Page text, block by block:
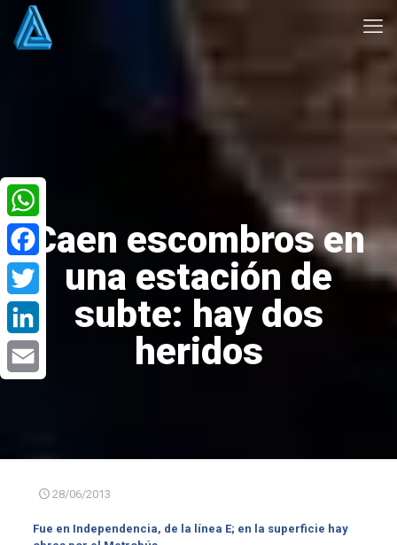
Caen escombros en
una estación de
subte: hay dos
heridos
28/06/2013
Fue en Independencia, de la línea E; en la superficie hay
WhatsApp
Facebook
Twitter
LinkedIn